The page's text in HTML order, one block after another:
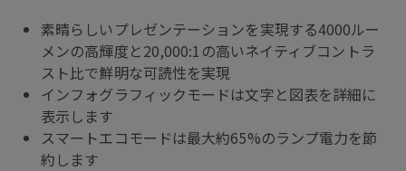
素晴らしいプレゼンテーションを実現する4000ルー
メンの高輝度と20,000:1の高いネイティブコントラ
スト比で鮮明な可読性を実現
インフォグラフィックモードは文字と図表を詳細に
表示します
スマートエコモードは最大約65%のランプ電力を節
約します